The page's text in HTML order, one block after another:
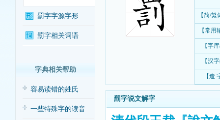
罰字字源字形
罰字相关词语
字典相关帮助
容易读错的姓氏
一些特殊字的读音
【简/
【常用
【字
【汉
【造
罰字说文解字